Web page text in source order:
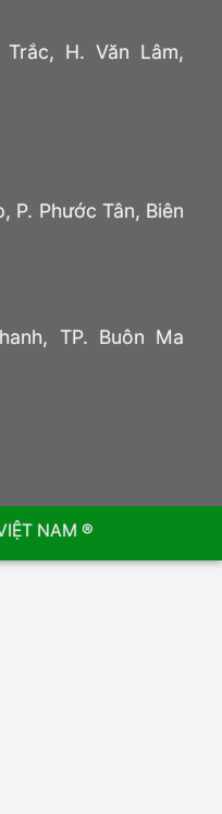
H. Văn Lâm,
P. Phước Tân, Biên
TP. Buôn Ma
NAM ®